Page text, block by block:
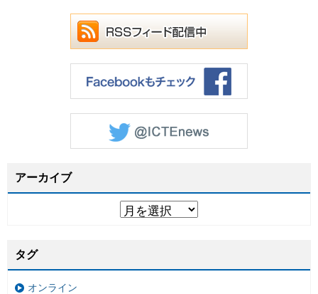
アーカイブ
タグ
オンライン